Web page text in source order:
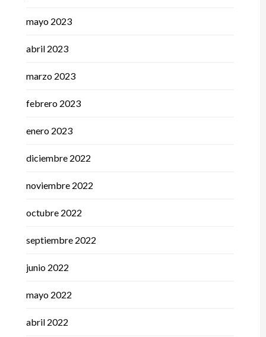
mayo 2023
abril 2023
marzo 2023
febrero 2023
enero 2023
diciembre 2022
noviembre 2022
octubre 2022
septiembre 2022
junio 2022
mayo 2022
abril 2022